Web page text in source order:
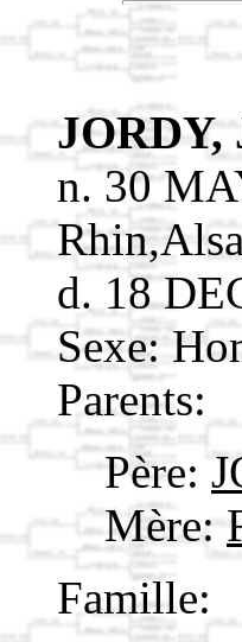
JORDY,
n. 30
d. 18
Sexe:
Parents:
Père:
Mère:
Famille: